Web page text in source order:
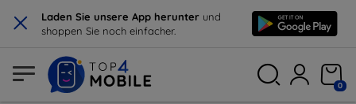
× Laden Sie unsere App herunter und
shoppen Sie noch einfacher.
0